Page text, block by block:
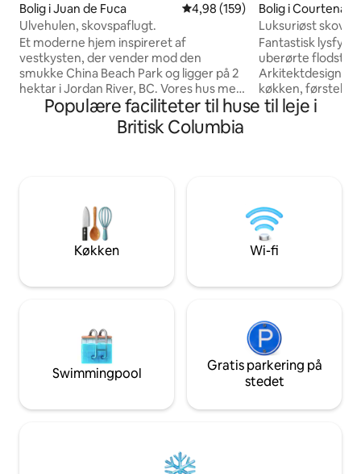
Bolig i Juan de Fuca 4,98 ud af 5 i gennemsnitlig
4,98 (159)
Ulvehulen, skovspaflugt.
Et moderne hjem inspireret af
vestkysten, der vender mod den
smukke China Beach Park og ligger på 2
hektar i Jordan River, BC. Vores hus med
3 soveværelser har 3 kingsize-senge,
sengetøj af høj kvalitet og håndlavede
detaljer. Privat træfyret
privat sti fuld af bregner og svampe, der
fører til en afsidesliggende klipperand,
der er perfekt til hvalsafari, udforskning
og lejrbål. Hvor skoven møder havet.
Bolig i Courtenay
Luksuriøst
min til stier
Fantastisk
uberørte
Arkitektdesignet
køkken,
fra gulv til loft,
træer. Nyd din egen store private
ikke bare en
perfekt kurateret
★★★★★ "Et
sted" – Caitlin
Populære faciliteter til huse til leje i
Britisk Columbia
Køkken Wi-fi
Swimmingpool
Gratis parkering på
stedet